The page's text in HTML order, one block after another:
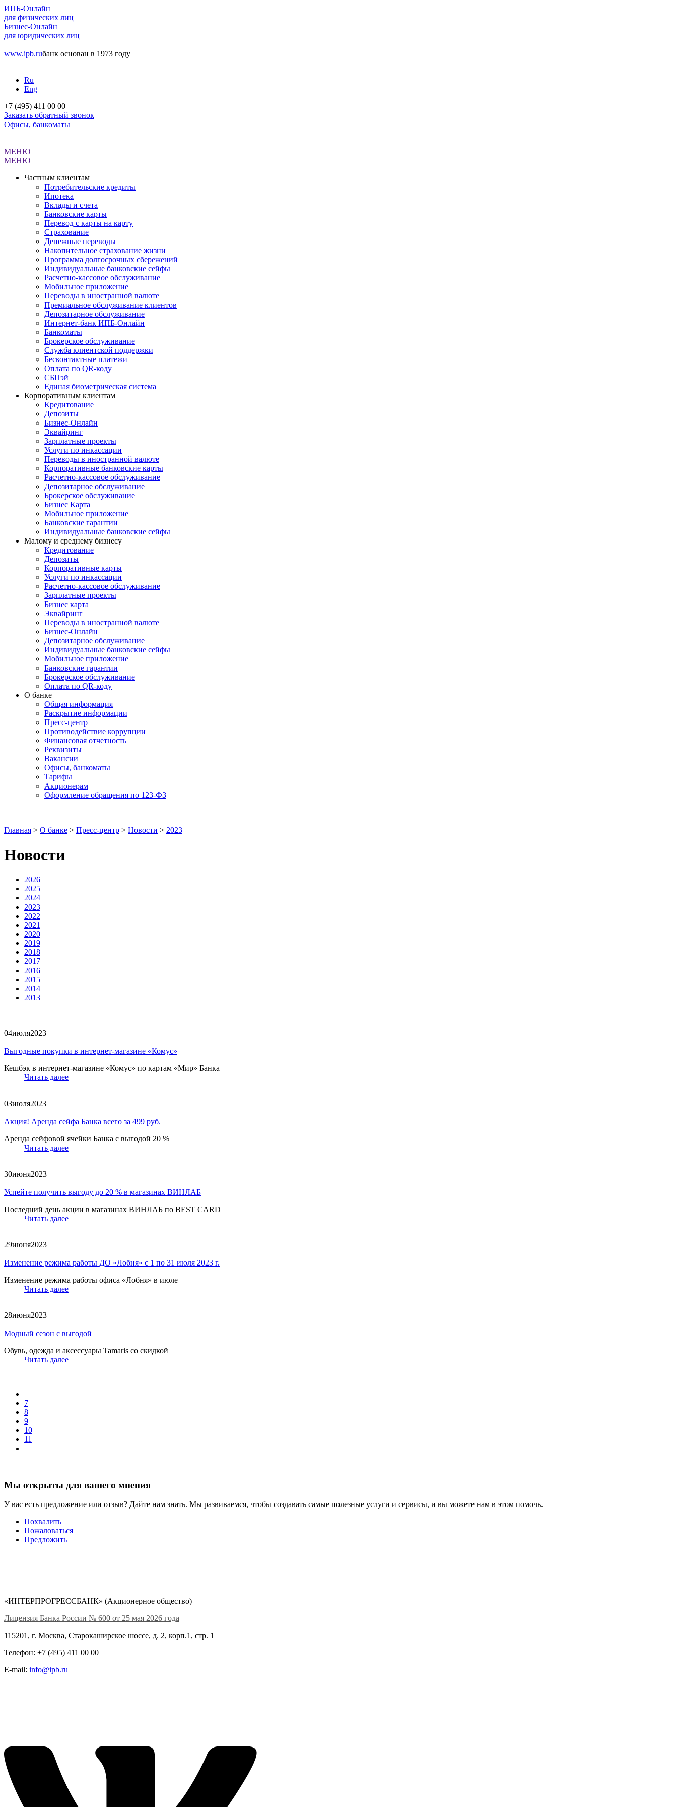
ИПБ-Онлайн
для физических лиц
Бизнес-Онлайн
для юридических лиц
www.ipb.ruбанк основан в 1973 году
Ru
Eng
+7 (495) 411 00 00
Заказать обратный звонок
Офисы, банкоматы
МЕНЮ
МЕНЮ
Частным клиентам
Потребительские кредиты
Ипотека
Вклады и счета
Банковские карты
Перевод с карты на карту
Страхование
Денежные переводы
Накопительное страхование жизни
Программа долгосрочных сбережений
Индивидуальные банковские сейфы
Расчетно-кассовое обслуживание
Мобильное приложение
Переводы в иностранной валюте
Премиальное обслуживание клиентов
Депозитарное обслуживание
Интернет-банк ИПБ-Онлайн
Банкоматы
Брокерское обслуживание
Служба клиентской поддержки
Бесконтактные платежи
Оплата по QR-коду
СБПэй
Единая биометрическая система
Корпоративным клиентам
Кредитование
Депозиты
Бизнес-Онлайн
Эквайринг
Зарплатные проекты
Услуги по инкассации
Переводы в иностранной валюте
Корпоративные банковские карты
Расчетно-кассовое обслуживание
Депозитарное обслуживание
Брокерское обслуживание
Бизнес Карта
Мобильное приложение
Банковские гарантии
Индивидуальные банковские сейфы
Малому и среднему бизнесу
Кредитование
Депозиты
Корпоративные карты
Услуги по инкассации
Расчетно-кассовое обслуживание
Зарплатные проекты
Бизнес карта
Эквайринг
Переводы в иностранной валюте
Бизнес-Онлайн
Депозитарное обслуживание
Индивидуальные банковские сейфы
Мобильное приложение
Банковские гарантии
Брокерское обслуживание
Оплата по QR-коду
О банке
Общая информация
Раскрытие информации
Пресс-центр
Противодействие коррупции
Финансовая отчетность
Реквизиты
Вакансии
Офисы, банкоматы
Тарифы
Акционерам
Оформление обращения по 123-ФЗ
Главная > О банке > Пресс-центр > Новости > 2023
Новости
2026
2025
2024
2023
2022
2021
2020
2019
2018
2017
2016
2015
2014
2013
04июля2023
Выгодные покупки в интернет-магазине «Комус»
Кешбэк в интернет-магазине «Комус» по картам «Мир» Банка
Читать далее
03июля2023
Акция! Аренда сейфа Банка всего за 499 руб.
Аренда сейфовой ячейки Банка с выгодой 20 %
Читать далее
30июня2023
Успейте получить выгоду до 20 % в магазинах ВИНЛАБ
Последний день акции в магазинах ВИНЛАБ по BEST CARD
Читать далее
29июня2023
Изменение режима работы ДО «Лобня» с 1 по 31 июля 2023 г.
Изменение режима работы офиса «Лобня» в июле
Читать далее
28июня2023
Модный сезон с выгодой
Обувь, одежда и аксессуары Tamaris со скидкой
Читать далее
7
8
9
10
11
Мы открыты для вашего мнения
У вас есть предложение или отзыв? Дайте нам знать. Мы развиваемся, чтобы создавать самые полезные услуги и сервисы, и вы можете нам в этом помочь.
Похвалить
Пожаловаться
Предложить
«ИНТЕРПРОГРЕССБАНК» (Акционерное общество)
Лицензия Банка России № 600 от 25 мая 2026 года
115201, г. Москва, Старокаширское шоссе, д. 2, корп.1, стр. 1
Телефон: +7 (495) 411 00 00
E-mail: info@ipb.ru